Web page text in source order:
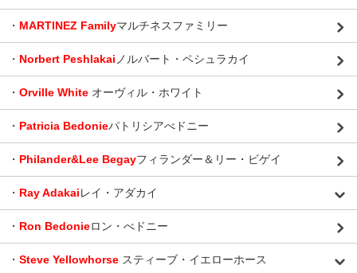
・ MARTINEZ Familyマルチネスファミリー
・ Norbert Peshlakai ノルバート・ペシュラカイ
・ Orville White オーヴィル・ホワイト
・ Patricia Bedonieパトリシアべドニー
・ Philander&Lee Begayフィランダー＆リー・ビゲイ
・ Ray Adakaiレイ・アダカイ
・ Ron Bedonieロン・べドニー
・ Steve Yellowhorse スティーブ・イエローホース